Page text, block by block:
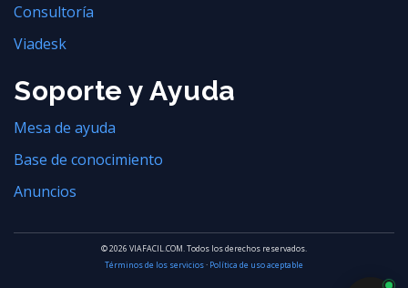
Consultoría
Viadesk
Soporte y Ayuda
Mesa de ayuda
Base de conocimiento
Anuncios
© 2026 VIAFACIL.COM. Todos los derechos reservados.
Términos de los servicios· Política de uso aceptable